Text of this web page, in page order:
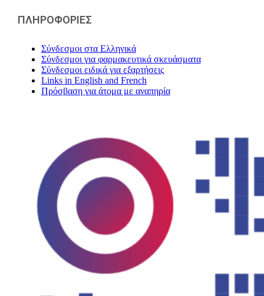
ΠΛΗΡΟΦΟΡΙΕΣ
Σύνδεσμοι στα Ελληνικά
Σύνδεσμοι για φαρμακευτικά σκευάσματα
Σύνδεσμοι ειδικά για εξαρτήσεις
Links in English and French
Πρόσβαση για άτομα με αναπηρία